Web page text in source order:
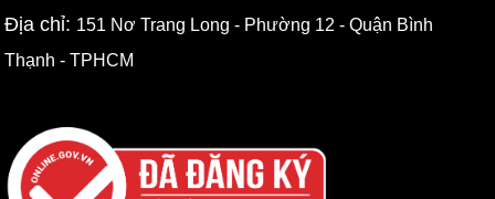
Địa chỉ: 151 Nơ Trang Long - Phường 12 - Quận Bình
Thạnh - TPHCM